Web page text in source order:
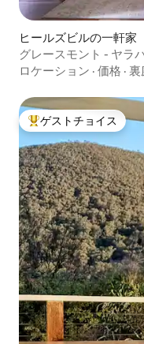
ヒールズビルの一軒家
グレースモント - ヤラ
ロケーション · 価格 · 裏
大好評のゲストチョイ
ゲストチョイス